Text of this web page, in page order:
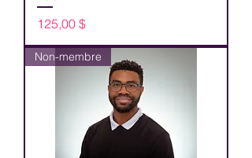
Prix
125,00 $
Non-membre